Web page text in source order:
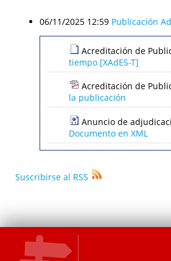
06/11/2025 12:59 Publicación
Acreditación de
tiempo [XAdES-T]
Acreditación de
la publicación
Anuncio de
Documento en XML
Suscribirse al RSS